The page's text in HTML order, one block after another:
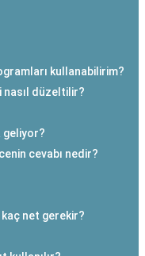
kullanabilirim?
nasıl düzeltilir?
geliyor?
cevabı nedir?
net gerekir?